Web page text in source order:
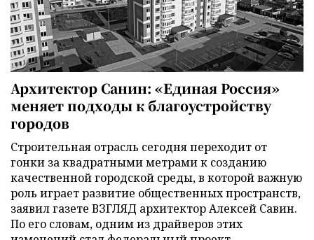
Архитектор Санин: «Единая Россия»
меняет подходы к благоустройству
городов
Строительная отрасль сегодня переходит от
гонки за квадратными метрами к созданию
качественной городской среды, в которой важную
роль играет развитие общественных пространств,
заявил газете ВЗГЛЯД архитектор Алексей Савин.
По его словам, одним из драйверов этих